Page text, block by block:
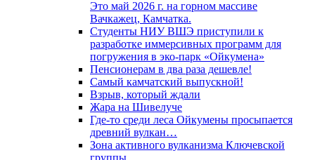
Это май 2026 г. на горном массиве
Вачкажец, Камчатка.
Студенты НИУ ВШЭ приступили к
разработке иммерсивных программ для
погружения в эко-парк «Ойкумена»
Пенсионерам в два раза дешевле!
Самый камчатский выпускной!
Взрыв, который ждали
Жара на Шивелуче
Где-то среди леса Ойкумены просыпается
древний вулкан…
Зона активного вулканизма Ключевской
группы